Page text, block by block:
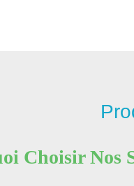
Choisir Nos